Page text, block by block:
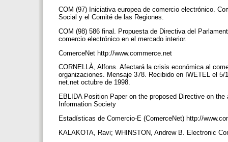
COM (97) Iniciativa europea de comercio electrónico.
Social y el Comité de las Regiones.
COM (98) 586 final. Propuesta de Directiva del
comercio electrónico en el mercado interior.
ComerceNet http://www.commerce.net
CORNELLÀ, Alfons. Afectará la crisis económica al
organizaciones. Mensaje 378. Recibido en IWETEL el
net.net octubre de 1998.
EBLIDA Position Paper on the proposed Directive on
Information Society
Estadísticas de Comercio-E (ComerceNet) http://
KALAKOTA, Ravi; WHINSTON, Andrew B. Electronic